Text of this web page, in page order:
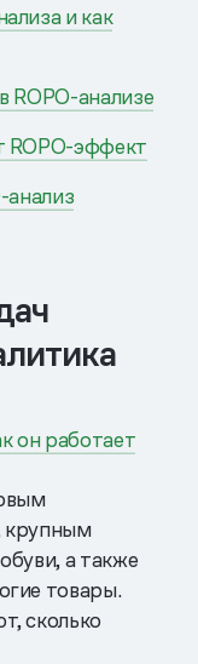
и как
ROPO-анализе
ROPO-эффект
анализ
он работает
крупным
а также
товары.
сколько